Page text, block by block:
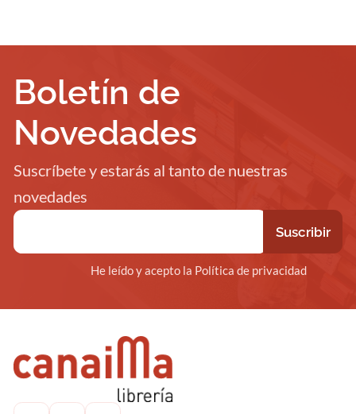
Boletín de
Novedades
Suscríbete y estarás al tanto de nuestras
novedades
He leído y acepto la Política de privacidad